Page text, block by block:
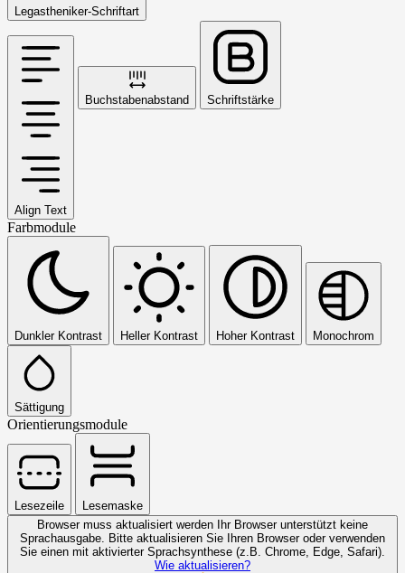
Legastheniker-Schriftart
Align Text
Buchstabenabstand Schriftstärke
Farbmodule
Dunkler Kontrast Heller Kontrast Hoher Kontrast Monochrom
Sättigung
Orientierungsmodule
Lesezeile
Lesemaske
Browser muss aktualisiert werden Ihr Browser unterstützt keine
Sprachausgabe. Bitte aktualisieren Sie Ihren Browser oder verwenden
Sie einen mit aktivierter Sprachsynthese (z.B. Chrome, Edge, Safari).
Wie aktualisieren?